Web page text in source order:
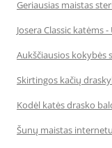
Geriausias maistas
Josera Classic katėms
Aukščiausios kokybės
Skirtingos kačių
Kodėl katės drasko
Šunų maistas